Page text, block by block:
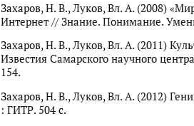
Захаров, Н. В., Луков, Вл. А. (2008)
Интернет // Знание. Понимание.
Захаров, Н. В., Луков, Вл. А. (2011)
Известия Самарского научного
154.
Захаров, Н. В., Луков, Вл. А. (2012)
: ГИТР. 504 с.